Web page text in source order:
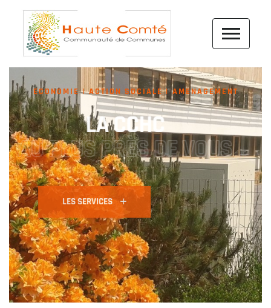
ECONOMIE ACTION SOCIALE AMENAGEMENT
LA CCHC
AU PLUS PRÈS DE VOUS
LES SERVICES